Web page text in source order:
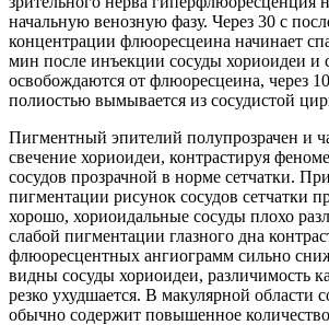
начальную венозную фазу. Через 30 с
концентрации флюоресцеина начинает
мин после инъекции сосуды хориоидеи и
освобождаются от флюоресцеина, через
полиостью вымывается из сосудистой
Пигментный эпителий полупрозрачен и
свечение хориоидеи, контрастируя
сосудов прозрачной в норме сетчатки.
пигментации рисунок сосудов сетчатки
хорошо, хориоидальные сосуды плохо
слабой пигментации глазного дна
флюоресцентных ангиограмм сильно
видны сосуды хориоидеи, различимость
резко ухудшается. В макулярной области
обычно содержит повышенное